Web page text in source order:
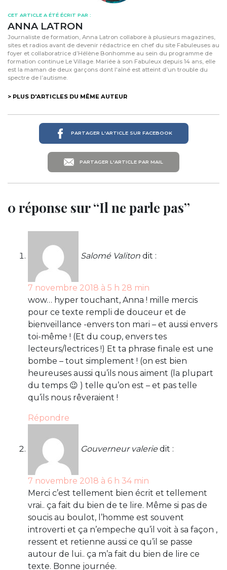
CET ARTICLE A ÉTÉ ÉCRIT PAR :
ANNA LATRON
Journaliste de formation, Anna Latron collabore à plusieurs magazines,
sites et radios avant de devenir rédactrice en chef du site Fabuleuses au
foyer et collaboratrice d’Hélène Bonhomme au sein du programme de
formation continue Le Village. Mariée à son Fabuleux depuis 14 ans, elle
est la maman de deux garçons dont l'aîné est atteint d’un trouble du
spectre de l’autisme.
> PLUS D'ARTICLES DU MÊME AUTEUR
PARTAGER L'ARTICLE SUR FACEBOOK
PARTAGER L'ARTICLE PAR MAIL
0 réponse sur “Il ne parle pas”
Salomé Valiton dit :
7 novembre 2018 à 5 h 28 min
wow… hyper touchant, Anna ! mille mercis
pour ce texte rempli de douceur et de
bienveillance -envers ton mari – et aussi envers
toi-même ! (Et du coup, envers tes
lecteurs/lectrices !) Et ta phrase finale est une
bombe – tout simplement ! (on est bien
heureuses aussi qu’ils nous aiment (la plupart
du temps 😉 ) telle qu’on est – et pas telle
qu’ils nous rêveraient !
Répondre
Gouverneur valerie dit :
7 novembre 2018 à 6 h 34 min
Merci c’est tellement bien écrit et tellement
vrai.. ça fait du bien de te lire. Même si pas de
soucis au boulot, l’homme est souvent
introverti et ça n’empeche qu’il voit à sa façon ,
ressent et retienne aussi ce qu’il se passe
autour de lui.. ça m’a fait du bien de lire ce
texte. Bonne journée.